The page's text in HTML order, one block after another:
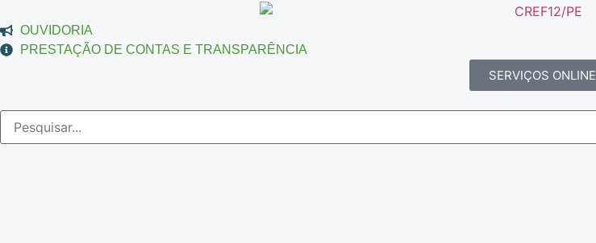
OUVIDORIA
PRESTAÇÃO DE CONTAS E TRANSPARÊNCIA
SERVIÇOS ONLINE